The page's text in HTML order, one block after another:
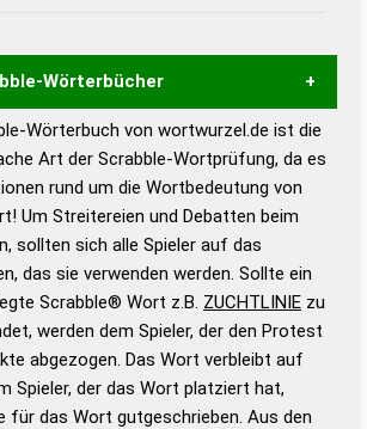
Wörterbücher
mit Hilfe eines semantischen
gute Anhaltspunkte zu
Worttrennung und Wortform, um die
für das Scrabble-Spiel zu
Turnier Scrabble-
Duden – Standardwerk in 12 Bänden
Duden – Richtiges und gutes
Deutsch
Wörterbuch von wortwurzel.de ist die
Art der Scrabble-Wortprüfung, da es
rund um die Wortbedeutung von
Um Streitereien und Debatten beim
sollten sich alle Spieler auf das
das sie verwenden werden. Sollte ein
Scrabble® Wort z.B. ZUCHTLINIE zu
werden dem Spieler, der den Protest
abgezogen. Das Wort verbleibt auf
Spieler, der das Wort platziert hat,
für das Wort gutgeschrieben. Aus den